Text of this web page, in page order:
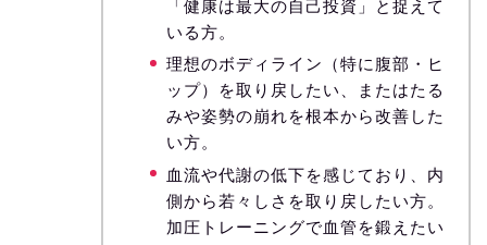
「健康は最大の自己投資」と捉えて
いる方。
理想のボディライン（特に腹部・ヒ
ップ）を取り戻したい、またはたる
みや姿勢の崩れを根本から改善した
い方。
血流や代謝の低下を感じており、内
側から若々しさを取り戻したい方。
加圧トレーニングで血管を鍛えたい